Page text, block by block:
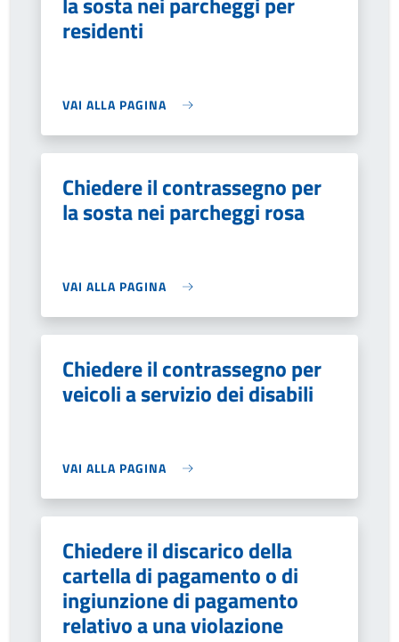
residenti
VAI ALLA PAGINA
Chiedere il contrassegno per
la sosta nei parcheggi rosa
VAI ALLA PAGINA
Chiedere il contrassegno per
veicoli a servizio dei disabili
VAI ALLA PAGINA
Chiedere il discarico della
cartella di pagamento o di
ingiunzione di pagamento
relativo a una violazione